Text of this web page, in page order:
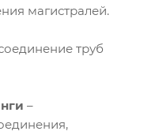
магистралей.
труб
–